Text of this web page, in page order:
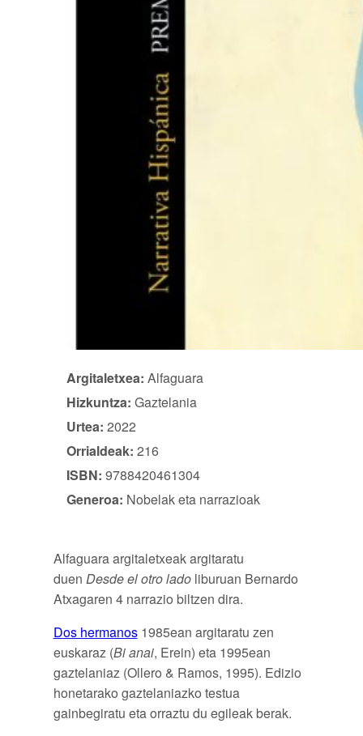
Argitaletxea: Alfaguara
Hizkuntza: Gaztelania
Urtea: 2022
Orrialdeak: 216
ISBN: 9788420461304
Generoa: Nobelak eta narrazioak
Alfaguara argitaletxeak argitaratu
duen Desde el otro ladoliburuan Bernardo
Atxagaren 4 narrazio biltzen dira.
Dos hermanos1985ean argitaratu zen
euskaraz (Bi anai, Erein) eta 1995ean
gaztelaniaz (Ollero & Ramos, 1995). Edizio
honetarako gaztelaniazko testua
gainbegiratu eta orraztu du egileak berak.